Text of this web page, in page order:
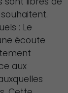
: Le
écoute
aux